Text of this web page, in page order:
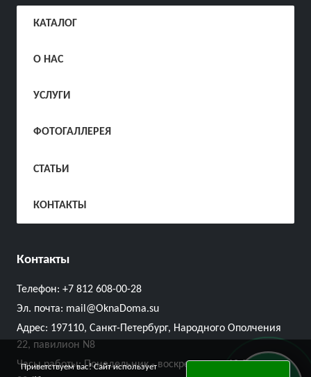
КАТАЛОГ
О НАС
УСЛУГИ
ФОТОГАЛЛЕРЕЯ
СТАТЬИ
КОНТАКТЫ
Контакты
Телефон: +7 812 608-00-28
Эл. почта: mail@OknaDoma.su
Адрес: 197110, Санкт-Петербург, Народного Ополчения
22, павилион N8
Часы работы: Понедельник - воскресенье с 10:00 до
Приветствуем вас! Сайт использует